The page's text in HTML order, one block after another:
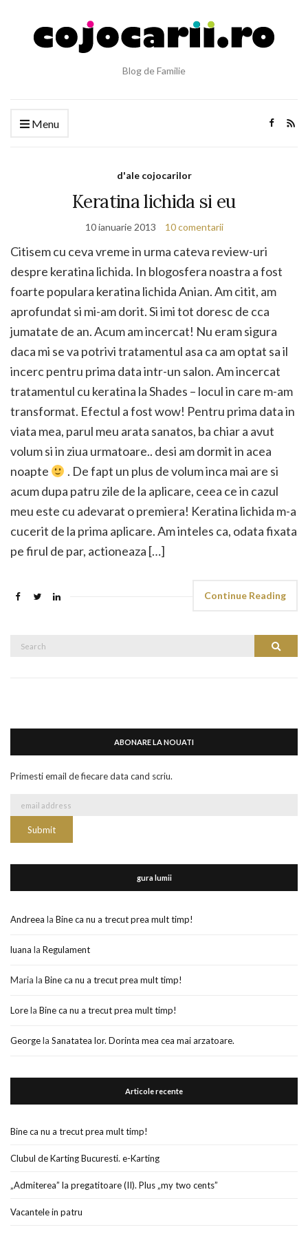
Blog de Familie
Menu
d'ale cojocarilor
Keratina lichida si eu
10 ianuarie 2013 10 comentarii
Citisem cu ceva vreme in urma cateva review-uri
despre keratina lichida. In blogosfera noastra a fost
foarte populara keratina lichida Anian. Am citit, am
aprofundat si mi-am dorit. Si imi tot doresc de cca
jumatate de an. Acum am incercat! Nu eram sigura
daca mi se va potrivi tratamentul asa ca am optat sa il
incerc pentru prima data intr-un salon. Am incercat
tratamentul cu keratina la Shades – locul in care m-am
transformat. Efectul a fost wow! Pentru prima data in
viata mea, parul meu arata sanatos, ba chiar a avut
volum si in ziua urmatoare.. desi am dormit in acea
noapte
. De fapt un plus de volum inca mai are si
acum dupa patru zile de la aplicare, ceea ce in cazul
meu este cu adevarat o premiera! Keratina lichida m-a
cucerit de la prima aplicare. Am inteles ca, odata fixata
pe firul de par, actioneaza […]
Continue Reading
Search
ABONARE LA NOUATI
Primesti email de fiecare data cand scriu.
gura lumii
Andreea la Bine ca nu a trecut prea mult timp!
luana la Regulament
Maria la Bine ca nu a trecut prea mult timp!
Lorela Bine ca nu a trecut prea mult timp!
Georgela Sanatatea lor. Dorinta mea cea mai arzatoare.
Articole recente
Bine ca nu a trecut prea mult timp!
Clubul de Karting Bucuresti. e-Karting
„Admiterea” la pregatitoare (II). Plus „my two cents”
Vacantele in patru